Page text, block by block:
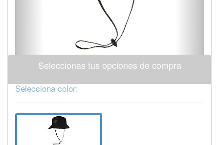
Seleccionas tus opciones de compra
Selecciona color: